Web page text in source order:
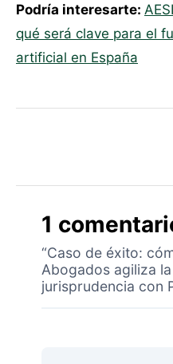
Podría interesarte:
qué será clave para el
artificial en España
1
“Caso de éxito:
Abogados agiliza
jurisprudencia con